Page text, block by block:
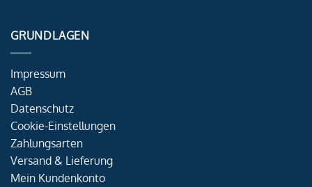
GRUNDLAGEN
Impressum
AGB
Datenschutz
Cookie-Einstellungen
Zahlungsarten
Versand & Lieferung
Mein Kundenkonto